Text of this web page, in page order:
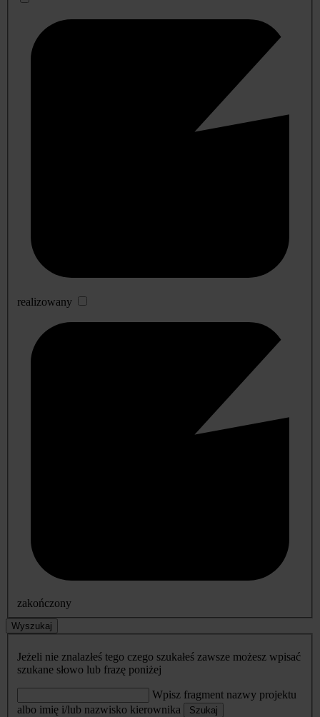
realizowany
zakończony
Wyszukaj
Jeżeli nie znalazłeś tego czego szukałeś zawsze możesz wpisać
szukane słowo lub frazę poniżej
Wpisz fragment nazwy projektu
albo imię i/lub nazwisko kierownika
Szukaj